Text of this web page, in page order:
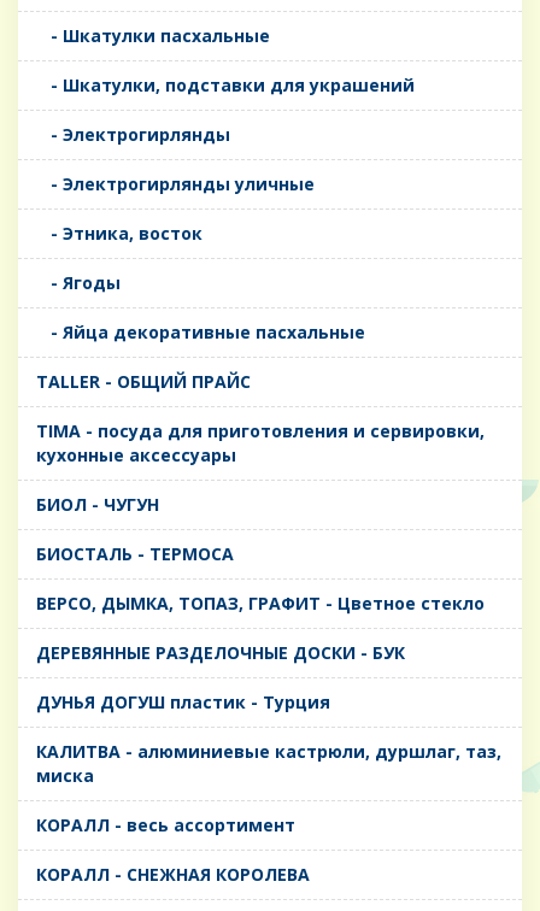
- Шкатулки пасхальные
- Шкатулки, подставки для украшений
- Электрогирлянды
- Электрогирлянды уличные
- Этника, восток
- Ягоды
- Яйца декоративные пасхальные
TALLER - ОБЩИЙ ПРАЙС
TIMA - посуда для приготовления и сервировки,
кухонные аксессуары
БИОЛ - ЧУГУН
БИОСТАЛЬ - ТЕРМОСА
ВЕРСО, ДЫМКА, ТОПАЗ, ГРАФИТ - Цветное стекло
ДЕРЕВЯННЫЕ РАЗДЕЛОЧНЫЕ ДОСКИ - БУК
ДУНЬЯ ДОГУШ пластик - Турция
КАЛИТВА - алюминиевые кастрюли, дуршлаг, таз,
миска
КОРАЛЛ - весь ассортимент
КОРАЛЛ - СНЕЖНАЯ КОРОЛЕВА